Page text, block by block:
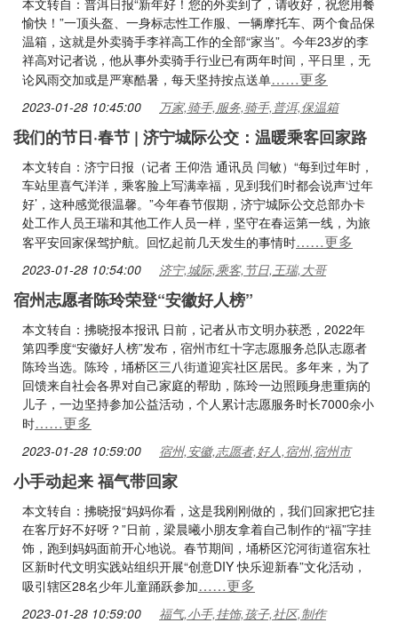
本文转自：普洱日报“新年好！您的外卖到了，请收好，祝您用餐
愉快！”一顶头盔、一身标志性工作服、一辆摩托车、两个食品保
温箱，这就是外卖骑手李祥高工作的全部“家当”。今年23岁的李
祥高对记者说，他从事外卖骑手行业已有两年时间，平日里，无
论风雨交加或是严寒酷暑，每天坚持按点送单……更多
2023-01-28 10:45:00 万家,骑手,服务,骑手,普洱,保温箱
我们的节日·春节 | 济宁城际公交：温暖乘客回家路
本文转自：济宁日报（记者 王仰浩 通讯员 闫敏）“每到过年时，
车站里喜气洋洋，乘客脸上写满幸福，见到我们时都会说声‘过年
好’，这种感觉很温馨。”今年春节假期，济宁城际公交总部办卡
处工作人员王瑞和其他工作人员一样，坚守在春运第一线，为旅
客平安回家保驾护航。回忆起前几天发生的事情时……更多
2023-01-28 10:54:00 济宁,城际,乘客,节日,王瑞,大哥
宿州志愿者陈玲荣登“安徽好人榜”
本文转自：拂晓报本报讯 日前，记者从市文明办获悉，2022年
第四季度“安徽好人榜”发布，宿州市红十字志愿服务总队志愿者
陈玲当选。陈玲，埇桥区三八街道迎宾社区居民。多年来，为了
回馈来自社会各界对自己家庭的帮助，陈玲一边照顾身患重病的
儿子，一边坚持参加公益活动，个人累计志愿服务时长7000余小
时……更多
2023-01-28 10:59:00 宿州,安徽,志愿者,好人,宿州,宿州市
小手动起来 福气带回家
本文转自：拂晓报“妈妈你看，这是我刚刚做的，我们回家把它挂
在客厅好不好呀？”日前，梁晨曦小朋友拿着自己制作的“福”字挂
饰，跑到妈妈面前开心地说。春节期间，埇桥区沱河街道宿东社
区新时代文明实践站组织开展“创意DIY 快乐迎新春”文化活动，
吸引辖区28名少年儿童踊跃参加……更多
2023-01-28 10:59:00 福气,小手,挂饰,孩子,社区,制作